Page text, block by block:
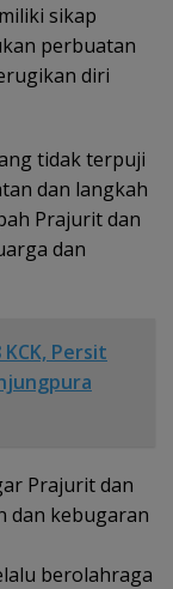
sikap
perbuatan
diri
tidak terpuji
dan langkah
Prajurit dan
dan
Persit
Prajurit dan
dan kebugaran
berolahraga